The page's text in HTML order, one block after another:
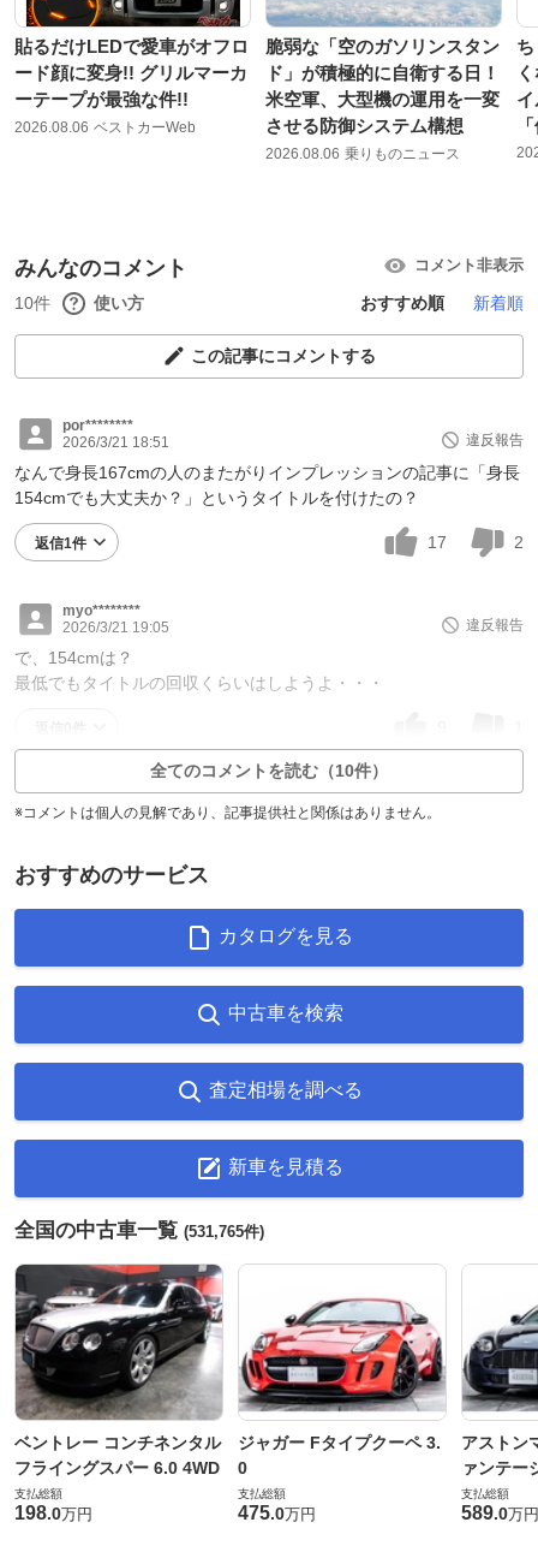
貼るだけLEDで愛車がオフロ
ード顔に変身!! グリルマーカ
ーテープが最強な件!!
2026.08.06 ベストカーWeb
脆弱な「空のガソリンスタン
ド」が積極的に自衛する日！
米空軍、大型機の運用を一変
させる防御システム構想
2026.08.06 乗りものニュース
みんなのコメント コメント非表示
10件 使い方 おすすめ順 新着順
この記事にコメントする
por********
2026/3/21 18:51
違反報告
なんで身長167cmの人のまたがりインプレッションの記事に「身長
154cmでも大丈夫か？」というタイトルを付けたの？
返信1件 17 2
myo********
2026/3/21 19:05
違反報告
で、154cmは？
最低でもタイトルの回収くらいはしようよ・・・
全てのコメントを読む（10件）
※コメントは個人の見解であり、記事提供社と関係はありません。
おすすめのサービス
カタログを見る
中古車を検索
査定相場を調べる
新車を見積る
全国の中古車一覧 (531,765件)
ベントレー コンチネンタル
フライングスパー 6.0 4WD
支払総額
198.0万円
ジャガー Fタイプクーペ 3.
0
支払総額
475.0万円
アストン
ァンテー
支払総額
589.0万円